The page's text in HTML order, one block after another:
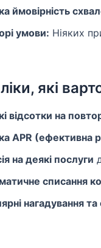
ймовірність
умови: Ніяких
які
відсотки на
APR (ефективна
на деякі послуги
списання
нагадування